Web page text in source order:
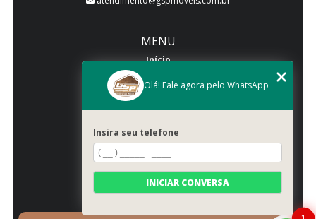
MENU
Início
Quem somos
Galeria
Categorias
Contato
Mapa do site
Olá! Fale agora pelo WhatsApp
Insira seu telefone
INICIAR CONVERSA